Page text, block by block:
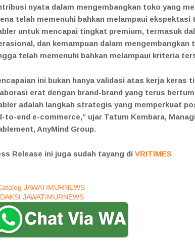
nyata dalam mengembangkan toko yang
telah memenuhi bahkan melampaui
untuk mencapai tingkat premium, termasuk
dan kemampuan dalam mengembangkan
telah memenuhi bahkan melampaui kriteria
ini bukan hanya validasi atas kerja keras
erat dengan brand-brand yang terus
adalah langkah strategis yang memperkuat
to-end e-commerce,” ujar Tatum Kembara,
AnyMind Group.
Release ini juga sudah tayang di VRITIMES
JAWATIMURNEWS
JAWATIMURNEWS